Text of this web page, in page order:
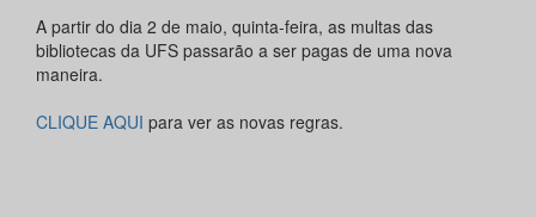
A partir do dia 2 de maio, quinta-feira, as multas das
bibliotecas da UFS passarão a ser pagas de uma nova
maneira.
CLIQUE AQUI para ver as novas regras.